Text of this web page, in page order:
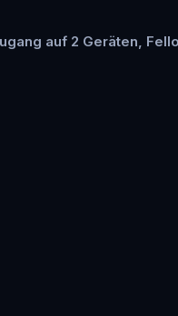
auf 2 Geräten,